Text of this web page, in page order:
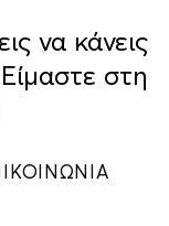
να κάνεις
στη